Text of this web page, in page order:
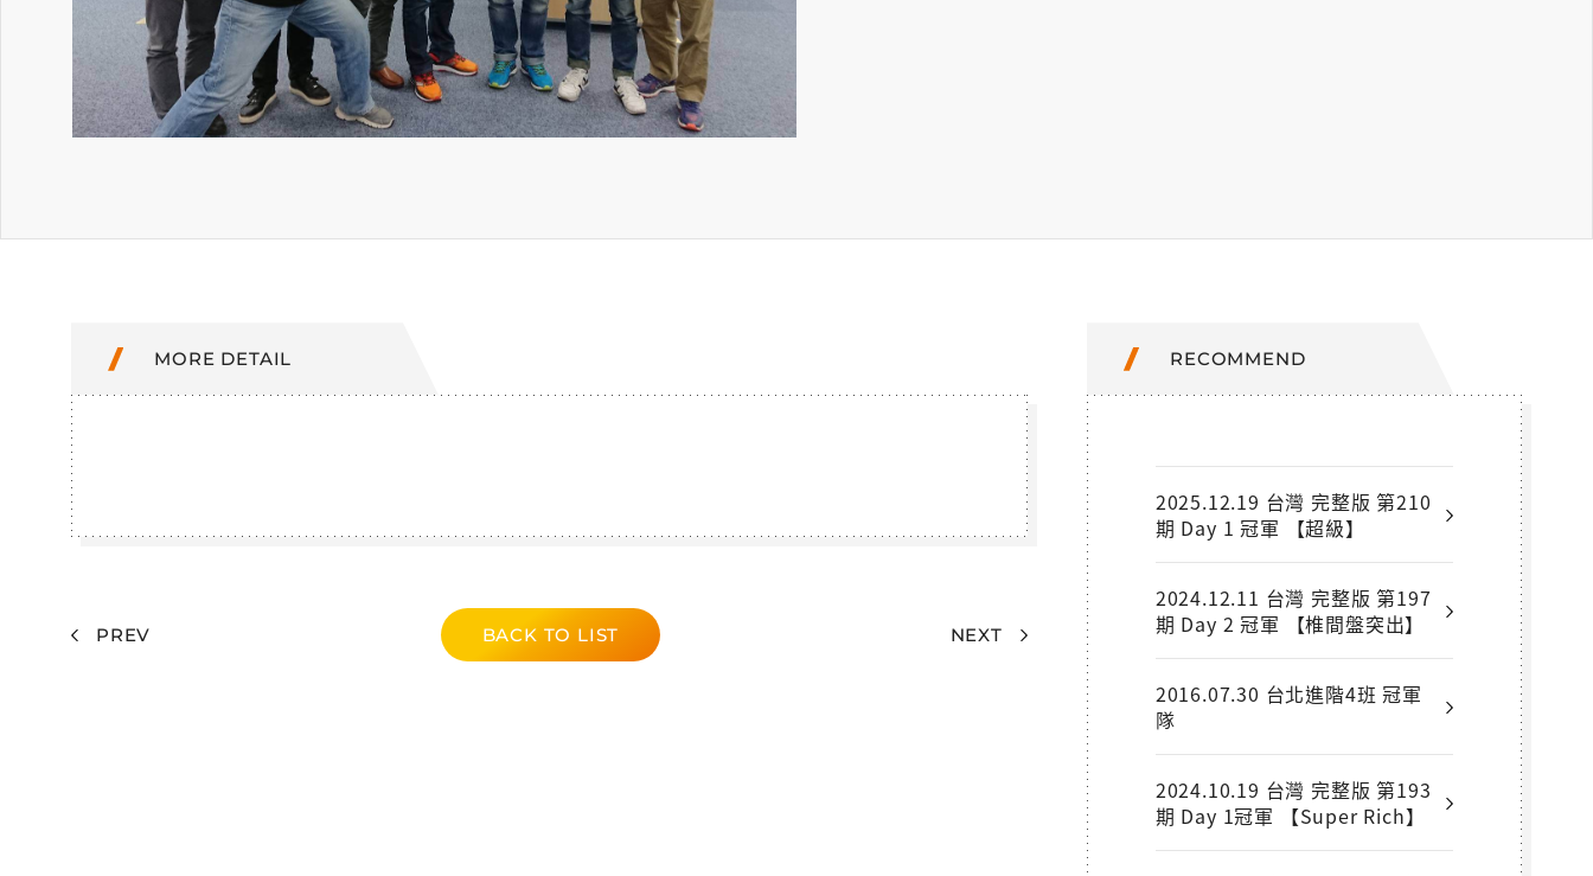
MORE DETAIL
PREV BACK TO LIST NEXT
RECOMMEND
2025.12.19 台灣 完整版 第210
期 Day 1 冠軍 【超級】
2024.12.11 台灣 完整版 第197
期 Day 2 冠軍 【椎間盤突出】
2016.07.30 台北進階4班 冠軍
隊
2024.10.19 台灣 完整版 第193
期 Day 1冠軍 【Super Rich】